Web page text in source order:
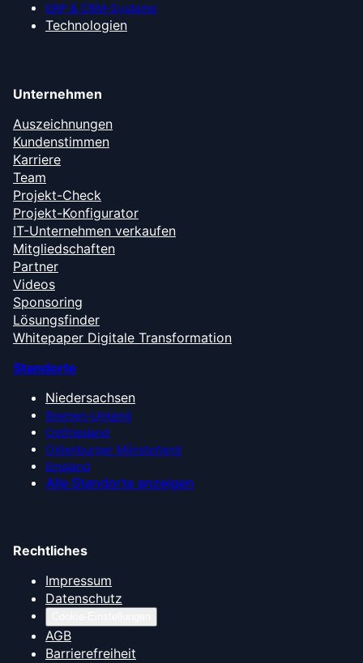
ERP & CRM-Systeme
Technologien
Unternehmen
Auszeichnungen
Kundenstimmen
Karriere
Team
Projekt-Check
Projekt-Konfigurator
IT-Unternehmen verkaufen
Mitgliedschaften
Partner
Videos
Sponsoring
Lösungsfinder
Whitepaper Digitale Transformation
Standorte
Niedersachsen
Bremen-Umland
Ostfriesland
Oldenburger Münsterland
Emsland
Alle Standorte anzeigen
Rechtliches
Impressum
Datenschutz
AGB
Barrierefreiheit